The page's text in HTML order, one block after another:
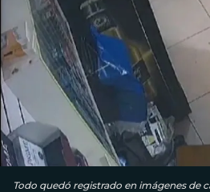
Todo quedó registrado en imágenes de